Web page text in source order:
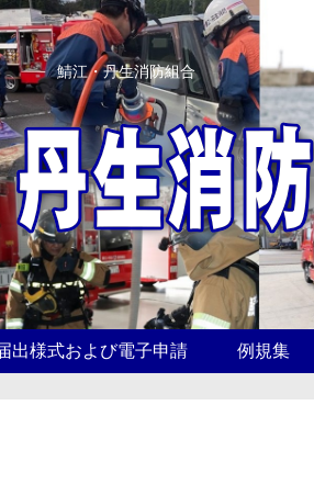
鯖江・丹生消防組合
出様式および電子申請 例規集